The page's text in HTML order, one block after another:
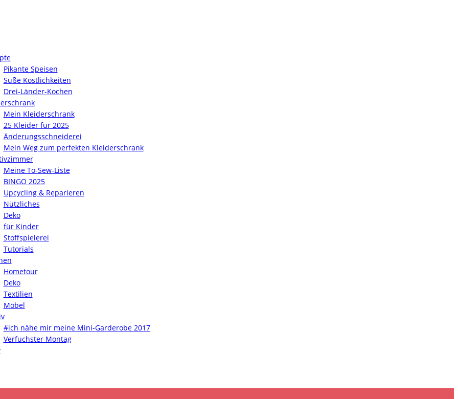
Pikante Speisen
Süße Köstlichkeiten
Drei-Länder-Kochen
Mein Kleiderschrank
25 Kleider für 2025
Änderungsschneiderei
Mein Weg zum perfekten Kleiderschrank
Meine To-Sew-Liste
BINGO 2025
Upcycling & Reparieren
Nützliches
Deko
für Kinder
Stoffspielerei
Tutorials
Hometour
Deko
Textilien
Möbel
#ich nähe mir meine Mini-Garderobe 2017
Verfuchster Montag